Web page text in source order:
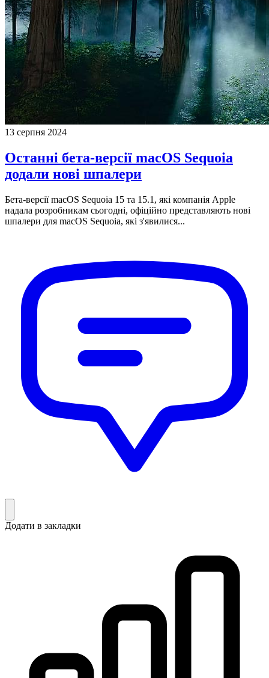
13 серпня 2024
Останні бета-версії macOS Sequoia
додали нові шпалери
Бета-версії macOS Sequoia 15 та 15.1, які компанія Apple
надала розробникам сьогодні, офіційно представляють нові
шпалери для macOS Sequoia, які з'явилися...
Додати в закладки